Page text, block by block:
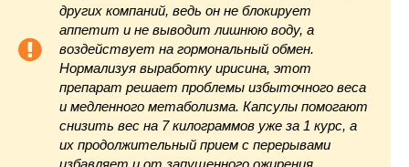
других компаний, ведь он не блокирует
аппетит и не выводит лишнюю воду, а
воздействует на гормональный обмен.
Нормализуя выработку ирисина, этот
препарат решает проблемы избыточного веса
и медленного метаболизма. Капсулы помогают
снизить вес на 7 килограммов уже за 1 курс, а
их продолжительный прием с перерывами
избавляет и от запущенного ожирения.